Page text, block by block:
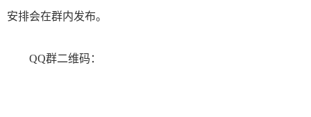
安排会在群内发布。
QQ群二维码：